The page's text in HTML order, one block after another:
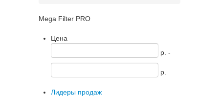
Mega Filter PRO
Цена
p. -
p.
Лидеры продаж